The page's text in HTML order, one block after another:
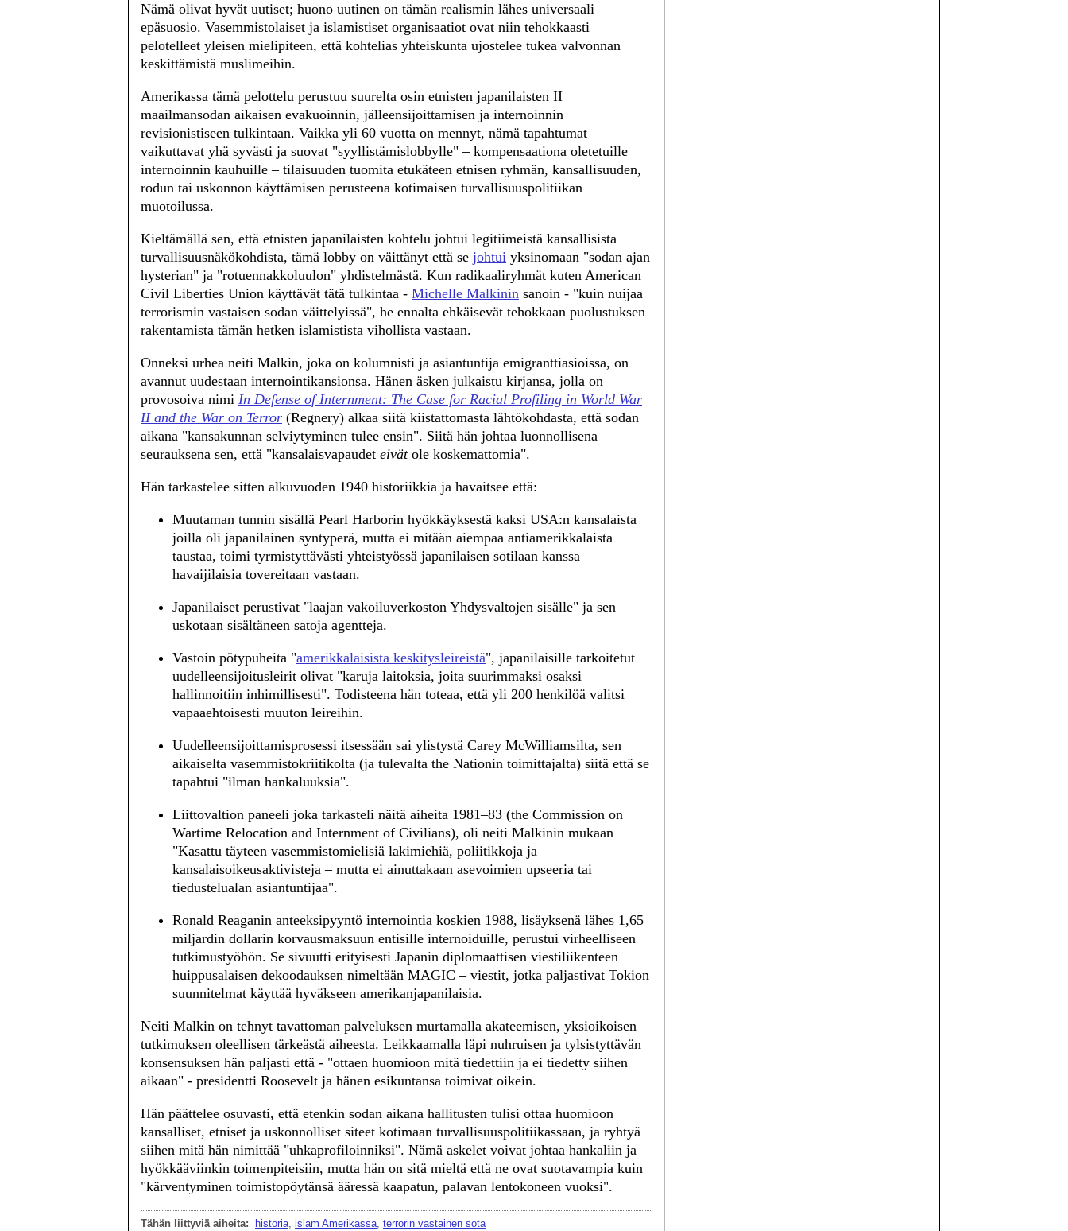
Nämä olivat hyvät uutiset; huono uutinen on tämän realismin lähes universaali
epäsuosio. Vasemmistolaiset ja islamistiset organisaatiot ovat niin tehokkaasti
pelotelleet yleisen mielipiteen, että kohtelias yhteiskunta ujostelee tukea valvonnan
keskittämistä muslimeihin.
Amerikassa tämä pelottelu perustuu suurelta osin etnisten japanilaisten II
maailmansodan aikaisen evakuoinnin, jälleensijoittamisen ja internoinnin
revisionistiseen tulkintaan. Vaikka yli 60 vuotta on mennyt, nämä tapahtumat
vaikuttavat yhä syvästi ja suovat "syyllistämislobbylle" – kompensaationa oletetuille
internoinnin kauhuille – tilaisuuden tuomita etukäteen etnisen ryhmän, kansallisuuden,
rodun tai uskonnon käyttämisen perusteena kotimaisen turvallisuuspolitiikan
muotoilussa.
Kieltämällä sen, että etnisten japanilaisten kohtelu johtui legitiimeistä kansallisista
turvallisuusnäkökohdista, tämä lobby on väittänyt että se johtui yksinomaan "sodan ajan
hysterian" ja "rotuennakkoluulon" yhdistelmästä. Kun radikaaliryhmät kuten American
Civil Liberties Union käyttävät tätä tulkintaa - Michelle Malkinin sanoin - "kuin nuijaa
terrorismin vastaisen sodan väittelyissä", he ennalta ehkäisevät tehokkaan puolustuksen
rakentamista tämän hetken islamistista vihollista vastaan.
Onneksi urhea neiti Malkin, joka on kolumnisti ja asiantuntija emigranttiasioissa, on
avannut uudestaan internointikansionsa. Hänen äsken julkaistu kirjansa, jolla on
provosoiva nimi In Defense of Internment: The Case for Racial Profiling in World War
II and the War on Terror (Regnery) alkaa siitä kiistattomasta lähtökohdasta, että sodan
aikana "kansakunnan selviytyminen tulee ensin". Siitä hän johtaa luonnollisena
seurauksena sen, että "kansalaisvapaudet eivätole koskemattomia".
Hän tarkastelee sitten alkuvuoden 1940 historiikkia ja havaitsee että:
Muutaman tunnin sisällä Pearl Harborin hyökkäyksestä kaksi USA:n kansalaista
joilla oli japanilainen syntyperä, mutta ei mitään aiempaa antiamerikkalaista
taustaa, toimi tyrmistyttävästi yhteistyössä japanilaisen sotilaan kanssa
havaijilaisia tovereitaan vastaan.
Japanilaiset perustivat "laajan vakoiluverkoston Yhdysvaltojen sisälle" ja sen
uskotaan sisältäneen satoja agentteja.
Vastoin pötypuheita "amerikkalaisista keskitysleireistä", japanilaisille tarkoitetut
uudelleensijoitusleirit olivat "karuja laitoksia, joita suurimmaksi osaksi
hallinnoitiin inhimillisesti". Todisteena hän toteaa, että yli 200 henkilöä valitsi
vapaaehtoisesti muuton leireihin.
Uudelleensijoittamisprosessi itsessään sai ylistystä Carey McWilliamsilta, sen
aikaiselta vasemmistokriitikolta (ja tulevalta the Nationin toimittajalta) siitä että se
tapahtui "ilman hankaluuksia".
Liittovaltion paneeli joka tarkasteli näitä aiheita 1981–83 (the Commission on
Wartime Relocation and Internment of Civilians), oli neiti Malkinin mukaan
"Kasattu täyteen vasemmistomielisiä lakimiehiä, poliitikkoja ja
kansalaisoikeusaktivisteja – mutta ei ainuttakaan asevoimien upseeria tai
tiedustelualan asiantuntijaa".
Ronald Reaganin anteeksipyyntö internointia koskien 1988, lisäyksenä lähes 1,65
miljardin dollarin korvausmaksuun entisille internoiduille, perustui virheelliseen
tutkimustyöhön. Se sivuutti erityisesti Japanin diplomaattisen viestiliikenteen
huippusalaisen dekoodauksen nimeltään MAGIC – viestit, jotka paljastivat Tokion
suunnitelmat käyttää hyväkseen amerikanjapanilaisia.
Neiti Malkin on tehnyt tavattoman palveluksen murtamalla akateemisen, yksioikoisen
tutkimuksen oleellisen tärkeästä aiheesta. Leikkaamalla läpi nuhruisen ja tylsistyttävän
konsensuksen hän paljasti että - "ottaen huomioon mitä tiedettiin ja ei tiedetty siihen
aikaan" - presidentti Roosevelt ja hänen esikuntansa toimivat oikein.
Hän päättelee osuvasti, että etenkin sodan aikana hallitusten tulisi ottaa huomioon
kansalliset, etniset ja uskonnolliset siteet kotimaan turvallisuuspolitiikassaan, ja ryhtyä
siihen mitä hän nimittää "uhkaprofiloinniksi". Nämä askelet voivat johtaa hankaliin ja
hyökkääviinkin toimenpiteisiin, mutta hän on sitä mieltä että ne ovat suotavampia kuin
"kärventyminen toimistopöytänsä ääressä kaapatun, palavan lentokoneen vuoksi".
Tähän liittyviä aiheita: historia, islam Amerikassa, terrorin vastainen sota